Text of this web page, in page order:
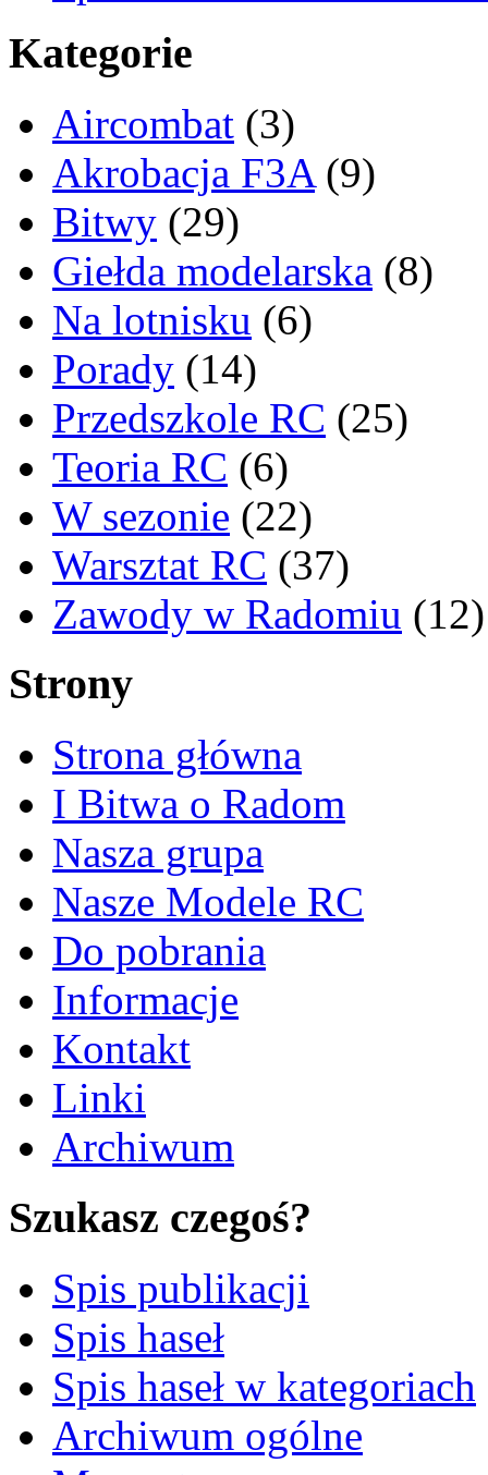
Kategorie
Aircombat (3)
Akrobacja F3A(9)
Bitwy (29)
Giełda modelarska (8)
Na lotnisku (6)
Porady (14)
Przedszkole RC (25)
Teoria RC (6)
W sezonie (22)
Warsztat RC (37)
Zawody w Radomiu (12)
Strony
Strona główna
I Bitwa o Radom
Nasza grupa
Nasze Modele RC
Do pobrania
Informacje
Kontakt
Linki
Archiwum
Szukasz czegoś?
Spis publikacji
Spis haseł
Spis haseł w kategoriach
Archiwum ogólne